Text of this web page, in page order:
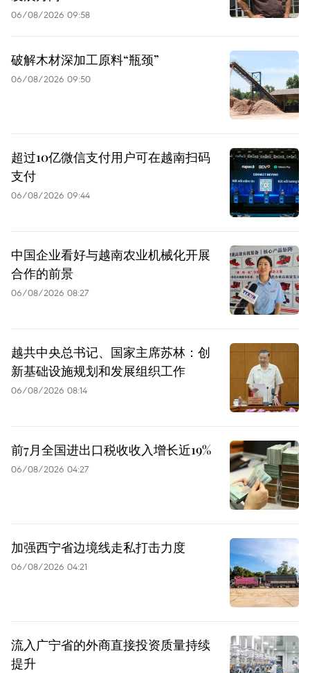
06/08/2026 09:58
破解木材深加工原料“瓶颈”
06/08/2026 09:50
超过10亿微信支付用户可在越南扫码
支付
06/08/2026 09:44
中国企业看好与越南农业机械化开展
合作的前景
06/08/2026 08:27
越共中央总书记、国家主席苏林：创
新基础设施规划和发展组织工作
06/08/2026 08:14
前7月全国进出口税收收入增长近19%
06/08/2026 04:27
加强西宁省边境线走私打击力度
06/08/2026 04:21
流入广宁省的外商直接投资质量持续
提升